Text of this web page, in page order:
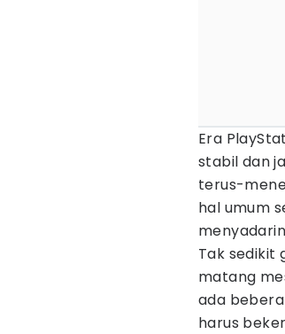
Era
stabil dan
terus-
hal umum
Tak sedikit
matang
ada
harus